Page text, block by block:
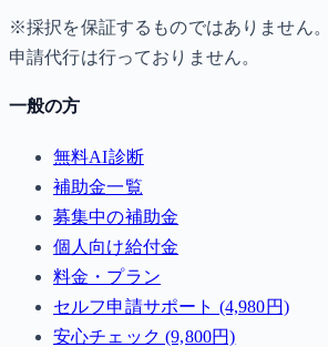
※採択を保証するものではありません。
申請代行は行っておりません。
一般の方
無料AI診断
補助金一覧
募集中の補助金
個人向け給付金
料金・プラン
セルフ申請サポート (4,980円)
安心チェック (9,800円)